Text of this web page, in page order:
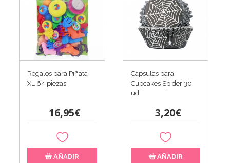
Regalos para Piñata
XL 64 piezas
16,95€
AÑADIR
Cápsulas para
Cupcakes Spider 30
ud
3,20€
AÑADIR